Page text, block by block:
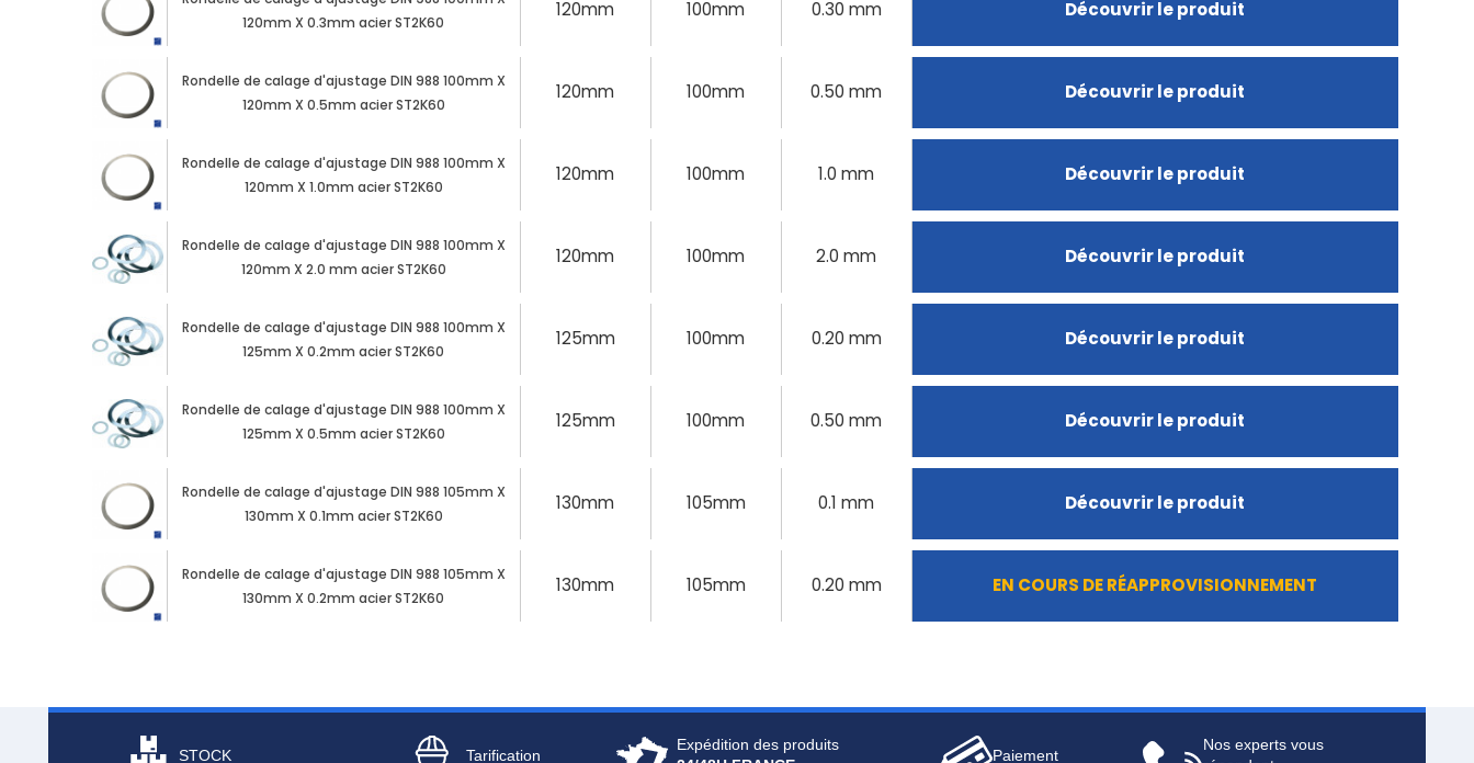
120mm X 0.3mm acier ST2K60
120mm 100mm 0.30 mm Découvrir le produit
Rondelle de calage d'ajustage DIN 988 100mm X
120mm X 0.5mm acier ST2K60
120mm 100mm 0.50 mm Découvrir le produit
Rondelle de calage d'ajustage DIN 988 100mm X
120mm X 1.0mm acier ST2K60
120mm 100mm 1.0 mm Découvrir le produit
Rondelle de calage d'ajustage DIN 988 100mm X
120mm X 2.0 mm acier ST2K60
120mm 100mm 2.0 mm Découvrir le produit
Rondelle de calage d'ajustage DIN 988 100mm X
125mm X 0.2mm acier ST2K60
125mm 100mm 0.20 mm Découvrir le produit
Rondelle de calage d'ajustage DIN 988 100mm X
125mm X 0.5mm acier ST2K60
125mm 100mm 0.50 mm Découvrir le produit
Rondelle de calage d'ajustage DIN 988 105mm X
130mm X 0.1mm acier ST2K60
130mm 105mm 0.1 mm Découvrir le produit
Rondelle de calage d'ajustage DIN 988 105mm X
130mm X 0.2mm acier ST2K60
130mm 105mm 0.20 mm EN COURS DE RÉAPPROVISIONNEMENT
STOCK
Tarification
Expédition des produits
Paiement
Nos experts vous